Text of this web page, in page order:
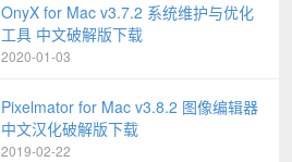
OnyX for Mac v3.7.2 系统维护与优化
工具 中文破解版下载
2020-01-03
Pixelmator for Mac v3.8.2 图像编辑器
中文汉化破解版下载
2019-02-22